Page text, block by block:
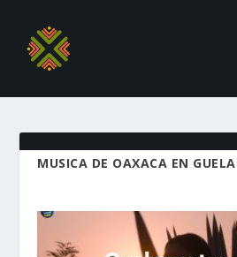
MUSICA DE OAXACA EN